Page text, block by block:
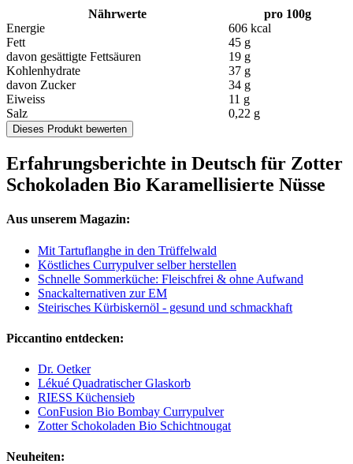
Nährwerte
pro 100g
Energie
606 kcal
Fett
45 g
davon gesättigte Fettsäuren
19 g
Kohlenhydrate
37 g
davon Zucker
34 g
Eiweiss
11 g
Salz
0,22 g
Dieses Produkt bewerten
Erfahrungsberichte in Deutsch für Zotter
Schokoladen Bio Karamellisierte Nüsse
Aus unserem Magazin:
Mit Tartuflanghe in den Trüffelwald
Köstliches Currypulver selber herstellen
Schnelle Sommerküche: Fleischfrei & ohne Aufwand
Snackalternativen zur EM
Steirisches Kürbiskernöl - gesund und schmackhaft
Piccantino entdecken:
Dr. Oetker
Lékué Quadratischer Glaskorb
RIESS Küchensieb
ConFusion Bio Bombay Currypulver
Zotter Schokoladen Bio Schichtnougat
Neuheiten: